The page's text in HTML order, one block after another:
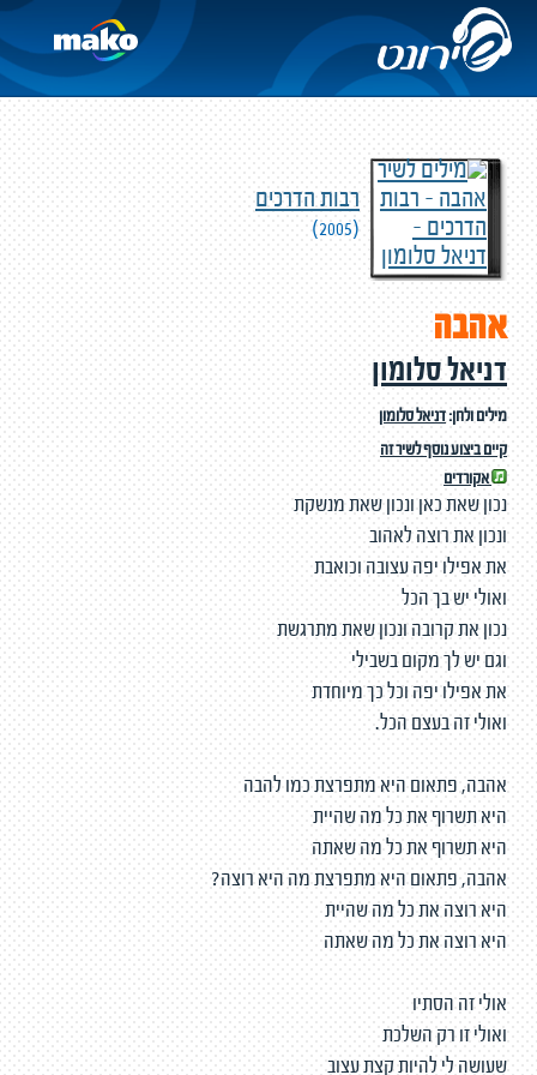
רבות הדרכים
(2005)
אהבה
דניאל סלומון
מילים ולחן:דניאל סלומון
קיים ביצוע נוסף לשיר זה
אקורדים
נכון שאת כאן ונכון שאת מנשקת
ונכון את רוצה לאהוב
את אפילו יפה עצובה וכואבת
ואולי יש בך הכל
נכון את קרובה ונכון שאת מתרגשת
וגם יש לך מקום בשבילי
את אפילו יפה וכל כך מיוחדת
ואולי זה בעצם הכל.
אהבה, פתאום היא מתפרצת כמו להבה
היא תשרוף את כל מה שהיית
היא תשרוף את כל מה שאתה
אהבה, פתאום היא מתפרצת מה היא רוצה?
היא רוצה את כל מה שהיית
היא רוצה את כל מה שאתה
אולי זה הסתיו
ואולי זו רק השלכת
שעושה לי להיות קצת עצוב